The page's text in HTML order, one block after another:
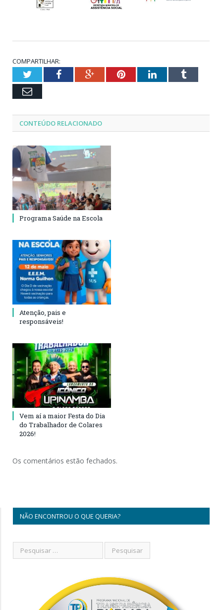
COMPARTILHAR:
TwitterFacebookGoogle+PinterestLinkedInTumblr
Email
CONTEÚDO RELACIONADO
Programa Saúde na Escola
Atenção, pais e
responsáveis!
Vem aí a maior Festa do Dia
do Trabalhador de Colares
2026!
Os comentários estão fechados.
NÃO ENCONTROU O QUE QUERIA?